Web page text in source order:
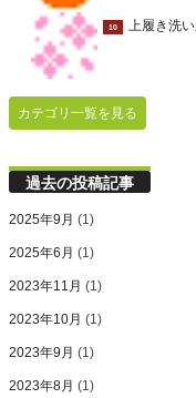
10 上履き洗
カテゴリ一覧を見る
過去の投稿記事
2025年9月 (1)
2025年6月 (1)
2023年11月 (1)
2023年10月 (1)
2023年9月 (1)
2023年8月 (1)